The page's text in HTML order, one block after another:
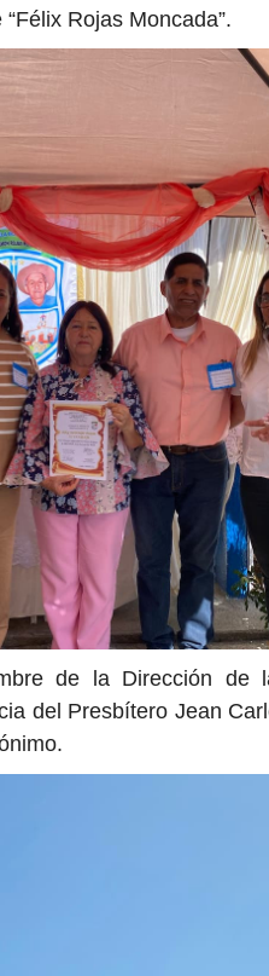
Rojas Moncada”.
de la Dirección de
del Presbítero Jean